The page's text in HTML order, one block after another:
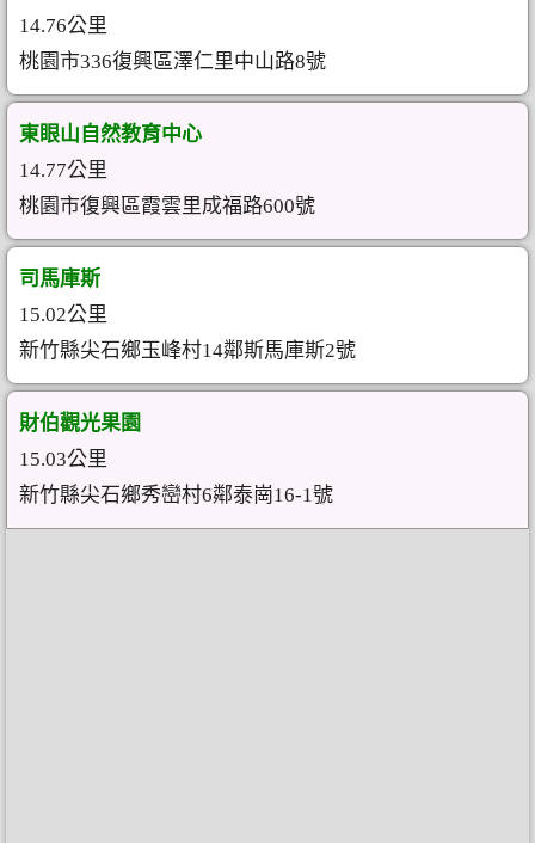
14.76公里
桃園市336復興區澤仁里中山路8號
東眼山自然教育中心
14.77公里
桃園市復興區霞雲里成福路600號
司馬庫斯
15.02公里
新竹縣尖石鄉玉峰村14鄰斯馬庫斯2號
財伯觀光果園
15.03公里
新竹縣尖石鄉秀巒村6鄰泰崗16-1號